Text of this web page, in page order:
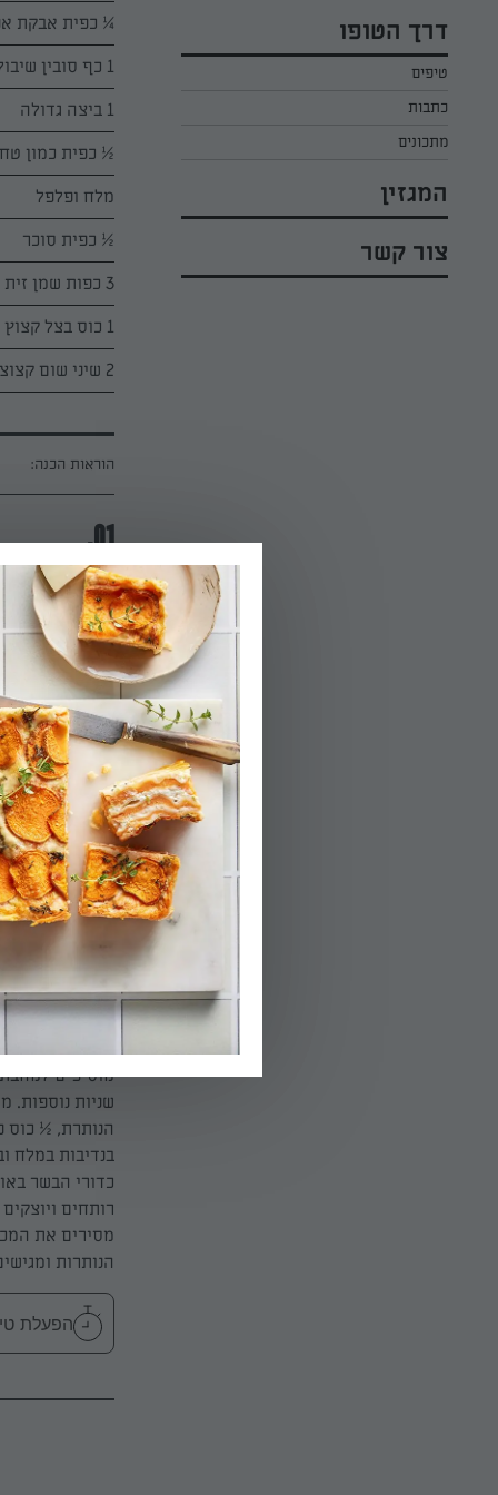
סלטים לפסח
עוגיות לפסח
קארין בנולול
מירי כהן
רובי מיכאל
דרך הטופו
טיפים
כתבות
מתכונים
המגזין
צור קשר
¼ כפית אבקת
1 כף סובין שיבולת־שועל
1 ביצה גדולה
½ כפית כמון
מלח ופלפל
½ כפית סוכר
3 כפות שמן זית
1 כוס בצל קצוץ מוקפא סנפרוסט
2 שיני שום קצוצות
הוראות הכנה:
01.
שוטפים היטב את
הפעלת טיימר
02.
מכינים את
חצי מכמות
היטב וצרים מהתערובת 16
03.
לצלחת.
שניות נוספות.
בנדיבות במלח
מסירים את
הנותרות
הפעלת טיימר